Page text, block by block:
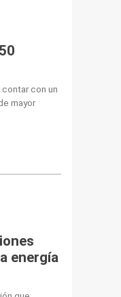
con un
mayor
energía